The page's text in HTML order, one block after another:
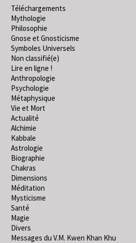
Téléchargements
Mythologie
Philosophie
Gnose et Gnosticisme
Symboles Universels
Non classifié(e)
Lire en ligne !
Anthropologie
Psychologie
Métaphysique
Vie et Mort
Actualité
Alchimie
Kabbale
Astrologie
Biographie
Chakras
Dimensions
Méditation
Mysticisme
Santé
Magie
Divers
Messages du V.M. Kwen Khan Khu